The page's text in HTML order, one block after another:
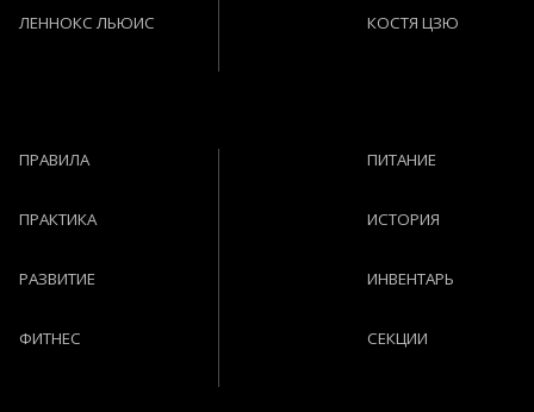
ЛЕННОКС ЛЬЮИС КОСТЯ ЦЗЮ
ПРАВИЛА
ПРАКТИКА
РАЗВИТИЕ
ФИТНЕС
ПИТАНИЕ
ИСТОРИЯ
ИНВЕНТАРЬ
СЕКЦИИ